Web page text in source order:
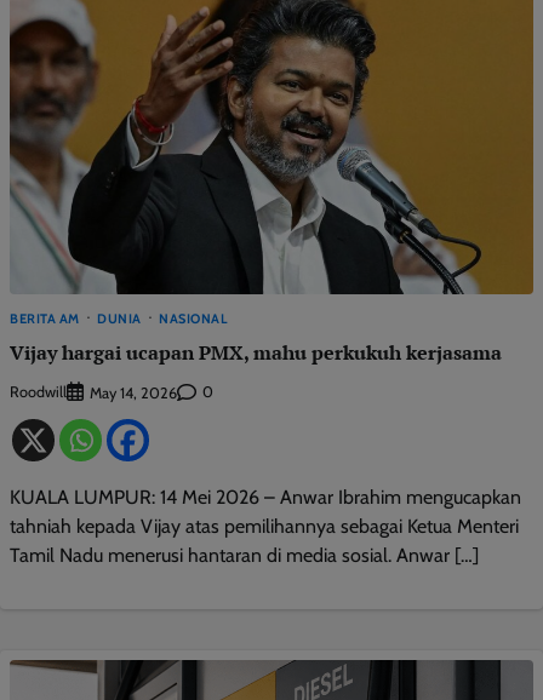
BERITA AM DUNIA NASIONAL
Vijay hargai ucapan PMX, mahu perkukuh kerjasama
Roodwill May 14, 2026 0
KUALA LUMPUR: 14 Mei 2026 – Anwar Ibrahim mengucapkan
tahniah kepada Vijay atas pemilihannya sebagai Ketua Menteri
Tamil Nadu menerusi hantaran di media sosial. Anwar […]